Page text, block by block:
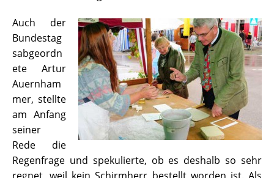
Auch der
Bundestag
sabgeordn
ete Artur
Auernham
mer, stellte
am Anfang
seiner
Rede die
Regenfrage und spekulierte, ob es deshalb so sehr